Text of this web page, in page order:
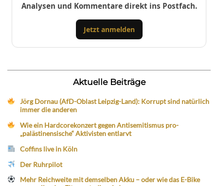
Analysen und Kommentare direkt ins Postfach.
Jetzt anmelden
Aktuelle Beiträge
Jörg Dornau (AfD-Oblast Leipzig-Land): Korrupt sind natürlich
immer die anderen
Wie ein Hardcorekonzert gegen Antisemitismus pro-
„palästinensische“ Aktivisten entlarvt
Coffins live in Köln
Der Ruhrpilot
Mehr Reichweite mit demselben Akku – oder wie das E-Bike